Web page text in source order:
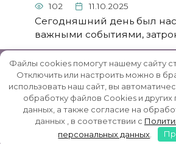
102 11.10.2025
Сегодняшний день был
важными событиями,
© 2026 Rybinsk-Reg.ru |
неофициальный сайт
Файлы cookies помогут нашему сайту
Отключить или настроить можно в
использовать наш сайт, вы
обработку файлов Cookies и других
данных, а также согласие на
данных , в соответствии с
персональных данных